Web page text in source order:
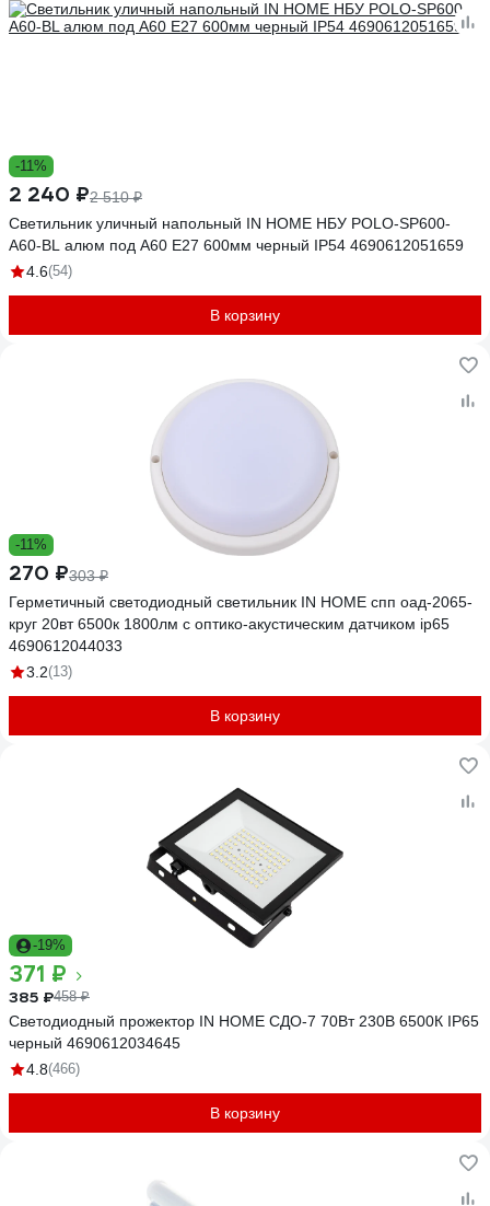
-11%
2 240 ₽2 510 ₽
Светильник уличный напольный IN HOME НБУ POLO-SP600-
A60-BL алюм под А60 Е27 600мм черный IP54 4690612051659
4.6(54)
В корзину
-11%
270 ₽303 ₽
Герметичный светодиодный светильник IN HOME спп оaд-2065-
круг 20вт 6500к 1800лм с оптико-акустическим датчиком ip65
4690612044033
3.2(13)
В корзину
-19%
371 ₽
385 ₽458 ₽
Светодиодный прожектор IN HOME СДО-7 70Вт 230В 6500К IP65
черный 4690612034645
4.8(466)
В корзину